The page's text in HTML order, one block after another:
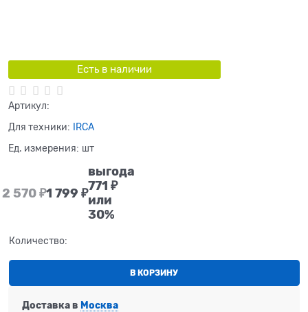
Есть в наличии
Артикул:
Для техники:
IRCA
Ед. измерения: шт
2 570 ₽1 799 ₽
выгода
771 ₽
или
30%
Количество:
В КОРЗИНУ
Доставка в Москва